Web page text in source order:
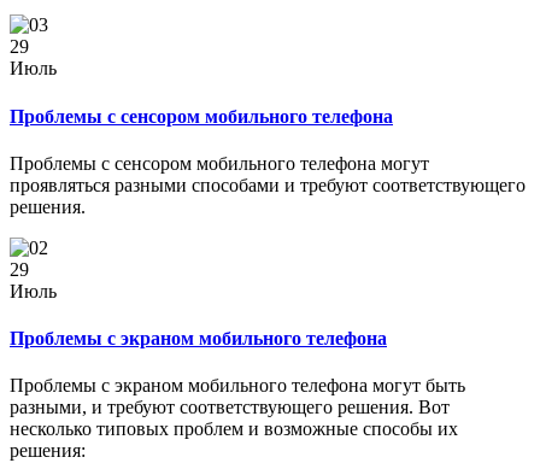
29
Июль
Проблемы с сенсором мобильного телефона
Проблемы с сенсором мобильного телефона могут
проявляться разными способами и требуют соответствующего
решения.
29
Июль
Проблемы с экраном мобильного телефона
Проблемы с экраном мобильного телефона могут быть
разными, и требуют соответствующего решения. Вот
несколько типовых проблем и возможные способы их
решения: